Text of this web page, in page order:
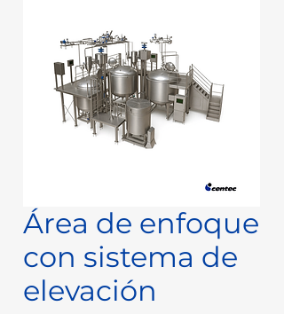
Área de enfoque
con sistema de
elevación